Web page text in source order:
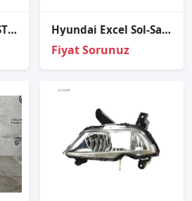
ACCENT ERA ARKA STOP DUYSUZ SAĞ SOL 2006 VE ÜZERİ / KAMPANYA Hyundai Excel Sol-Sağ Sinyal 92 94
Fiyat Sorunuz